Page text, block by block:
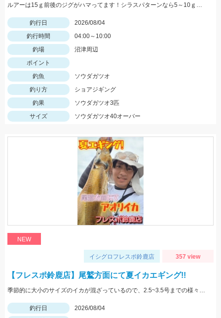
ルアーは15ｇ前後のジグがハマってます！シラスパターンなら5～10ｇのジグが強いです！ＳＬＳで狙うのがおすすめ！
釣行日
2026/08/04
釣行時間
04:00～10:00
釣場
沼津周辺
ポイント
釣魚
ソウダガツオ
釣り方
ショアジギング
釣果
ソウダガツオ3匹
サイズ
ソウダガツオ40オーバー
NEW
イシグロフレスポ鈴鹿店 357 view
【フレスポ鈴鹿店】尾鷲方面にて夏イカエギング!!
季節的に大小のサイズのイカが混ざっているので、2.5~3.5号までの様々なサイズを持っていきましょう!!
釣行日
2026/08/04